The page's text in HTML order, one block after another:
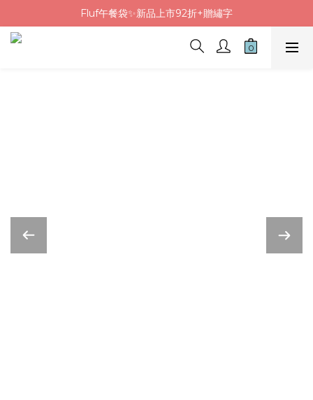
Fluf午餐袋✨新品上市92折+贈繡字
Fluf午餐袋✨新品上市92折+贈繡字
三色碗組上市🍚贈中英文姓名&【水果】雷雕